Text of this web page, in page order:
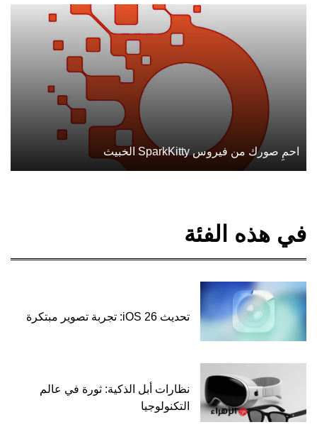
احمِ صورك من فيروس SparkKitty الخبيث
في هذه الفئة
تحديث iOS 26: تجربة تصوير مبتكرة
نظارات أبل الذكية: ثورة في عالم
التكنولوجيا